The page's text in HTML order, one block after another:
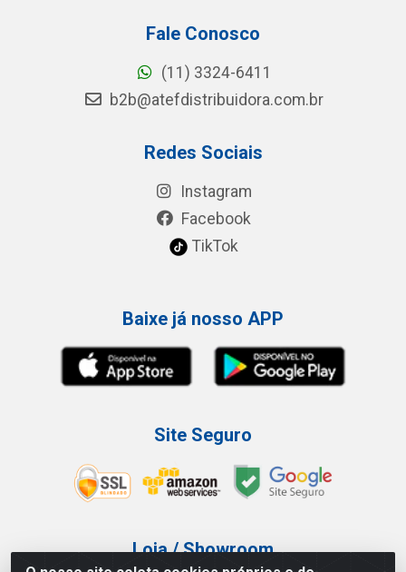
Fale Conosco
(11) 3324-6411
b2b@atefdistribuidora.com.br
Redes Sociais
Instagram
Facebook
TikTok
Baixe já nosso APP
Site Seguro
Loja / Showroom